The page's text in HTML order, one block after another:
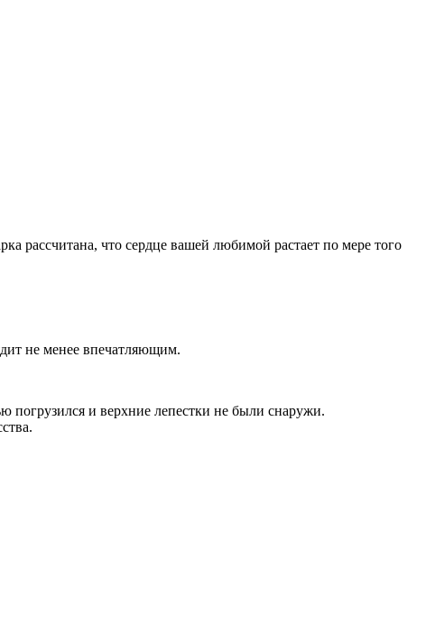
рассчитана, что сердце вашей любимой растает по мере того
не менее впечатляющим.
погрузился и верхние лепестки не были снаружи.